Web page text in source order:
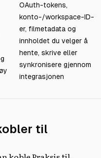
OAuth-tokens,
konto-/workspace-ID-
er, filmetadata og
innholdet du velger å
hente, skrive eller
synkronisere gjennom
integrasjonen
til